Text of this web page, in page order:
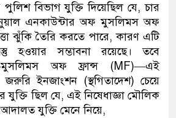
পুলিশ বিভাগ যুক্তি দিয়েছিল যে,চার
এনকাউন্টার অফ মুসলিমস অফ
ঝুঁকি তৈরি করতে পারে,কারণ এটি
হওয়ার সম্ভাবনা রয়েছে।
তবে
মুসলিমস অফ ফ্রান্স (MF)—এই
জরুরি ইনজাংশন (স্থগিতাদেশ)চেয়ে
যুক্তি ছিল যে, এই নিষেধাজ্ঞা মৌলিক
আদালত যুক্তি মেনে নিয়ে,